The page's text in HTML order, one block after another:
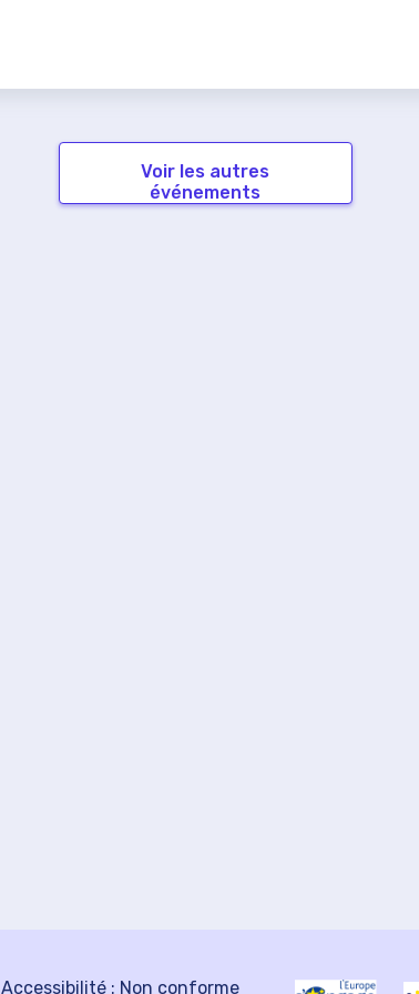
Voir les autres
événements
Accessibilité : Non conforme